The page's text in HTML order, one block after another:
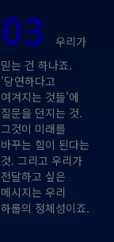
03우리가
믿는 건 하나죠.
'당연하다고
여겨지는 것들'에
질문을 던지는 것.
그것이 미래를
바꾸는 힘이 된다는
것. 그리고 우리가
전달하고 싶은
메시지는 우리
하룹의 정체성이죠.